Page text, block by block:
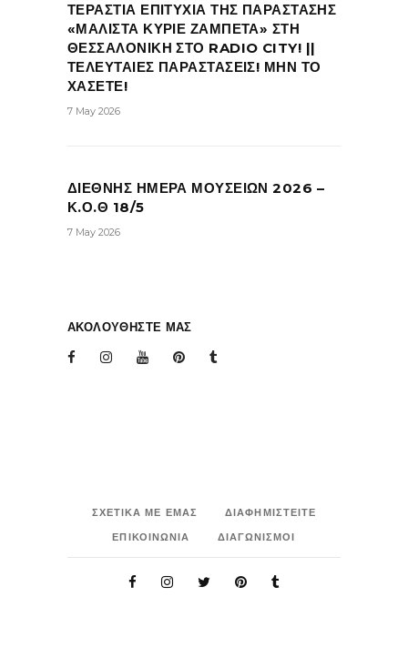
ΤΕΡΑΣΤΙΑ ΕΠΙΤΥΧΙΑ ΤΗΣ ΠΑΡΑΣΤΑΣΗΣ
«ΜΑΛΙΣΤΑ ΚΥΡΙΕ ΖΑΜΠΕΤΑ» ΣΤΗ
ΘΕΣΣΑΛΟΝΙΚΗ ΣΤΟ RADIO CITY! ||
ΤΕΛΕΥΤΑΙΕΣ ΠΑΡΑΣΤΑΣΕΙΣ! ΜΗΝ ΤΟ
ΧΑΣΕΤΕ!
7 May 2026
ΔΙΕΘΝΗΣ ΗΜΕΡΑ ΜΟΥΣΕΙΩΝ 2026 –
Κ.Ο.Θ 18/5
7 May 2026
ΑΚΟΛΟΥΘΗΣΤΕ ΜΑΣ
ΣΧΕΤΙΚΑ ΜΕ ΕΜΑΣ
ΔΙΑΦΗΜΙΣΤΕΙΤΕ
ΕΠΙΚΟΙΝΩΝΙΑ
ΔΙΑΓΩΝΙΣΜΟΙ